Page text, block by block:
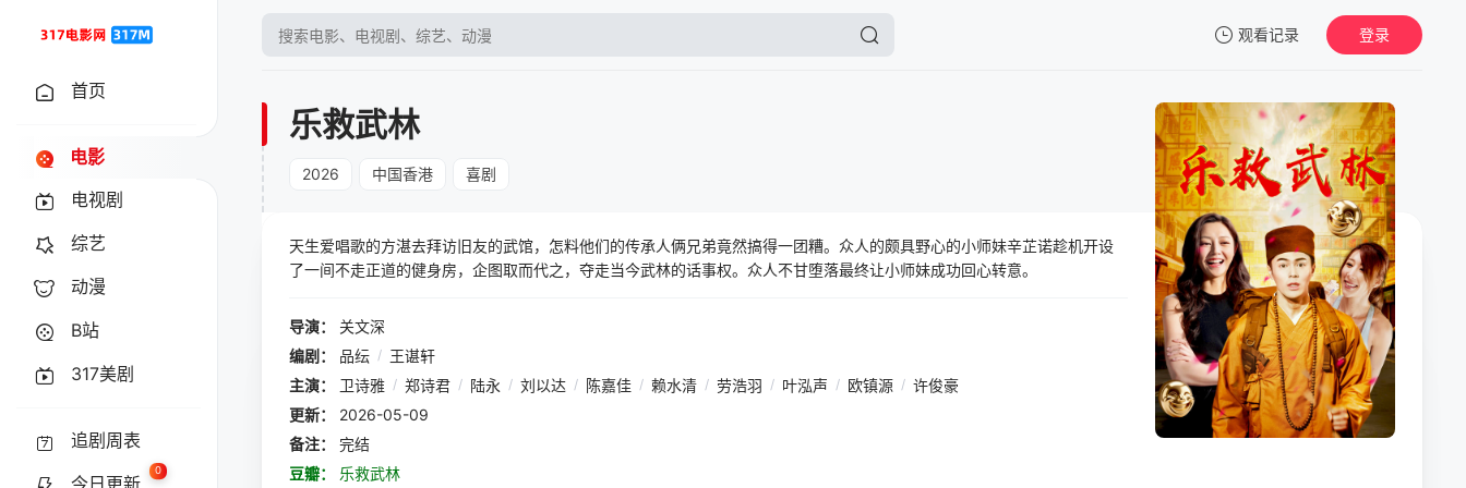
观看记录
暂无观看影片的记录
登录
首页
电影
电视剧
综艺
动漫
B站
317美剧
追剧周表
今日更新
0
乐救武林
2026 中国香港 喜剧
天生爱唱歌的方湛去拜访旧友的武馆，怎料他们的传承人俩兄弟竟然搞得一团糟。众人的颇具野心的小师妹辛芷诺趁机开设
了一间不走正道的健身房，企图取而代之，夺走当今武林的话事权。众人不甘堕落最终让小师妹成功回心转意。
导演：
关文深
编剧：
品纭 / 王谌轩
主演：
卫诗雅 / 郑诗君 / 陆永 / 刘以达 / 陈嘉佳 / 赖水清 / 劳浩羽 / 叶泓声 / 欧镇源 / 许俊豪
更新：
2026-05-09
备注：
完结
豆瓣：
乐救武林